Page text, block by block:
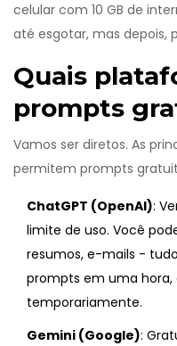
celular com 10 GB de
até esgotar, mas depois,
Quais
prompts
Vamos ser diretos. As
permitem prompts
ChatGPT (OpenAI):
limite de uso. Você
resumos, e-mails -
prompts em uma
temporariamente.
Gemini (Google):